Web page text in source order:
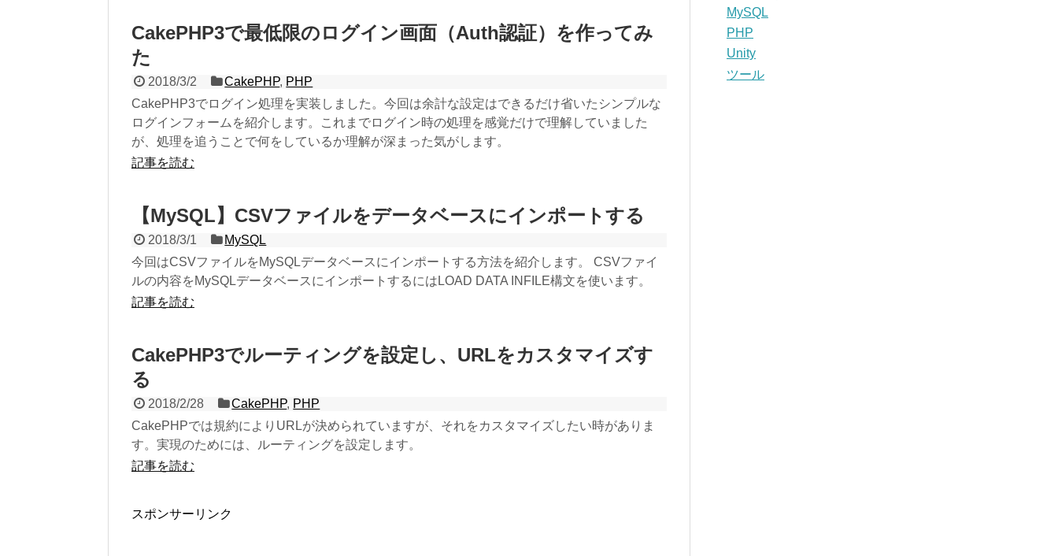
CakePHP3で最低限のログイン画面（Auth認証）を作ってみ
た
2018/3/2 CakePHP, PHP
CakePHP3でログイン処理を実装しました。今回は余計な設定はできるだけ省いたシンプルな
ログインフォームを紹介します。これまでログイン時の処理を感覚だけで理解していました
が、処理を追うことで何をしているか理解が深まった気がします。
記事を読む
【MySQL】CSVファイルをデータベースにインポートする
2018/3/1
MySQL
今回はCSVファイルをMySQLデータベースにインポートする方法を紹介します。 CSVファイ
ルの内容をMySQLデータベースにインポートするにはLOAD DATA INFILE構文を使います。
記事を読む
CakePHP3でルーティングを設定し、URLをカスタマイズす
る
2018/2/28 CakePHP, PHP
CakePHPでは規約によりURLが決められていますが、それをカスタマイズしたい時がありま
す。実現のためには、ルーティングを設定します。
記事を読む
スポンサーリンク
MySQL
PHP
Unity
ツール